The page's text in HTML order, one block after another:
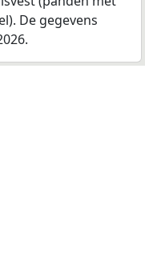
De gegevens